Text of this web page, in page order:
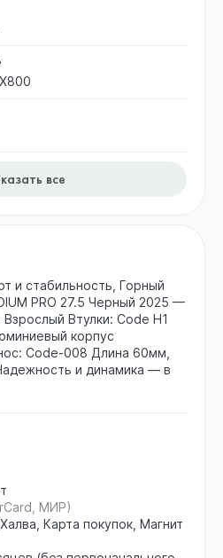
все
и стабильность, Горный
PRO 27.5 Черный 2025 —
Втулки: Code H1
корпус
Code-008 Длина 60мм,
и динамика — в
МИР)
Карта покупок, Магнит